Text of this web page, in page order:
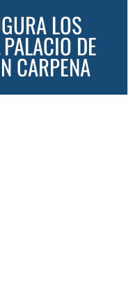
LOS
DE
CARPENA